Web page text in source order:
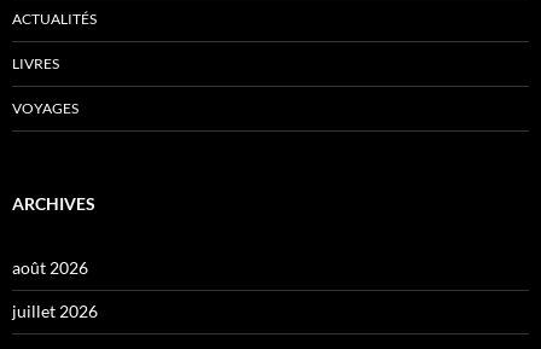
ACTUALITÉS
LIVRES
VOYAGES
ARCHIVES
août 2026
juillet 2026